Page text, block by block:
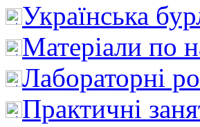
Українська
Матеріали по
Лабораторні
Практичні